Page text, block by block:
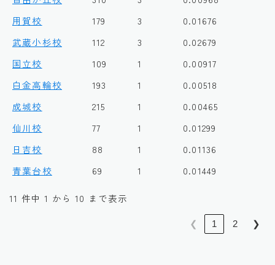
用賀校
179 3
0.01676
武蔵小杉校
112 3
0.02679
国立校
109 1
0.00917
白金高輪校
193 1
0.00518
成城校
215 1
0.00465
仙川校
77 1
0.01299
日吉校
88 1
0.01136
青葉台校
69 1 0.01449
11 件中 1 から 10 まで表示
❮ 1 2 ❯